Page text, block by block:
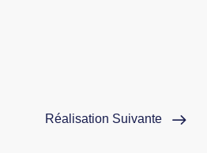
Réalisation Suivante